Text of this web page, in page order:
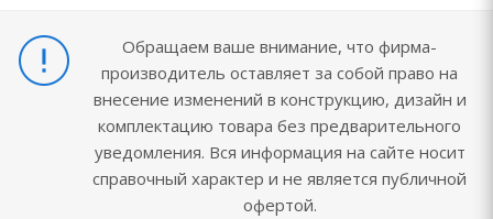
Обращаем ваше внимание, что фирма-
производитель оставляет за собой право на
внесение изменений в конструкцию, дизайн и
комплектацию товара без предварительного
уведомления. Вся информация на сайте носит
справочный характер и не является публичной
офертой.